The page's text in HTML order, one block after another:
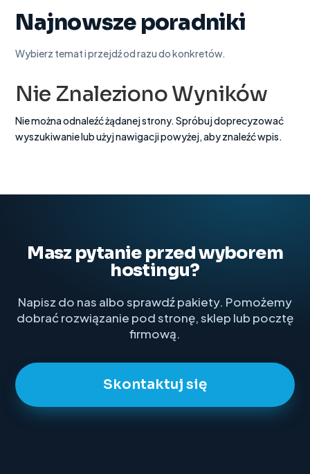
Najnowsze poradniki
Wybierz temat i przejdź od razu do konkretów.
Nie Znaleziono Wyników
Nie można odnaleźć żądanej strony. Spróbuj doprecyzować
wyszukiwanie lub użyj nawigacji powyżej, aby znaleźć wpis.
Masz pytanie przed wyborem
hostingu?
Napisz do nas albo sprawdź pakiety. Pomożemy
dobrać rozwiązanie pod stronę, sklep lub pocztę
firmową.
Skontaktuj się